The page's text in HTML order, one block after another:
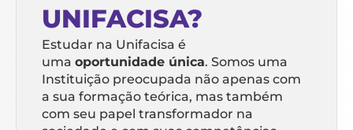
UNIFACISA?
Estudar na Unifacisa é
uma oportunidade única. Somos uma
Instituição preocupada não apenas com
a sua formação teórica, mas também
com seu papel transformador na